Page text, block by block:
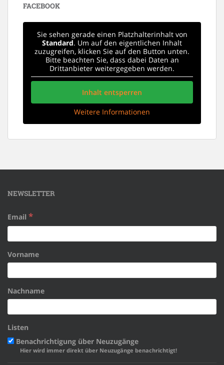
FACEBOOK
Sie sehen gerade einen Platzhalterinhalt von
Standard. Um auf den eigentlichen Inhalt
zuzugreifen, klicken Sie auf den Button unten.
Bitte beachten Sie, dass dabei Daten an
Drittanbieter weitergegeben werden.
Inhalt entsperren
Weitere Informationen
NEWSLETTER
Email *
Vorname
Nachname
Listen
Benachrichtigung über Neuzugänge
Hier wird immer direkt über Neuzugänge benachrichtigt!